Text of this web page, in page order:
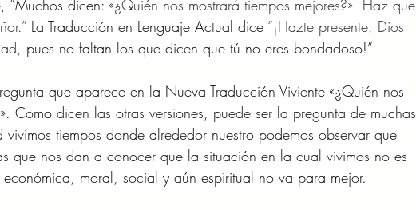
“Muchos dicen: «¿Quién nos mostrará tiempos mejores?». Haz que
La Traducción en Lenguaje Actual dice “¡Hazte presente, Dios
pues no faltan los que dicen que tú no eres bondadoso!”
que aparece en la Nueva Traducción Viviente «¿Quién nos
Como dicen las otras versiones, puede ser la pregunta de muchas
tiempos donde alrededor nuestro podemos observar que
que nos dan a conocer que la situación en la cual vivimos no es
moral, social y aún espiritual no va para mejor.